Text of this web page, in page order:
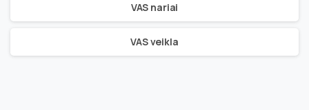
VAS nariai
VAS veikla